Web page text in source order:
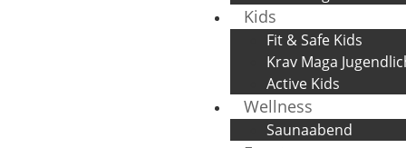
Kids
Fit & Safe Kids
Krav Maga
Active Kids
Wellness
Saunaabend